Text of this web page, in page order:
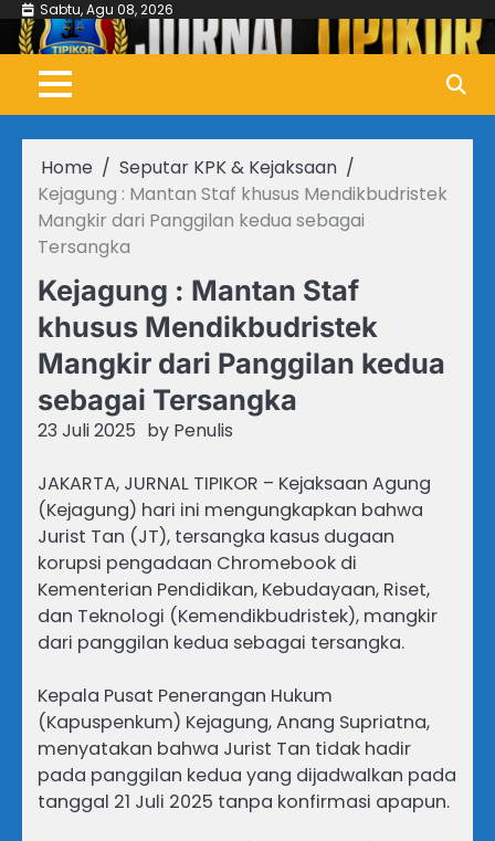
Skip
content
Sabtu, Agu 08, 2026
Home
Seputar KPK & Kejaksaan
Kejagung : Mantan Staf khusus Mendikbudristek
Mangkir dari Panggilan kedua sebagai
Tersangka
Kejagung : Mantan Staf
khusus Mendikbudristek
Mangkir dari Panggilan kedua
sebagai Tersangka
23 Juli 2025 by Penulis
JAKARTA, JURNAL TIPIKOR – Kejaksaan Agung
(Kejagung) hari ini mengungkapkan bahwa
Jurist Tan (JT), tersangka kasus dugaan
korupsi pengadaan Chromebook di
Kementerian Pendidikan, Kebudayaan, Riset,
dan Teknologi (Kemendikbudristek), mangkir
dari panggilan kedua sebagai tersangka.
Kepala Pusat Penerangan Hukum
(Kapuspenkum) Kejagung, Anang Supriatna,
menyatakan bahwa Jurist Tan tidak hadir
pada panggilan kedua yang dijadwalkan pada
tanggal 21 Juli 2025 tanpa konfirmasi apapun.